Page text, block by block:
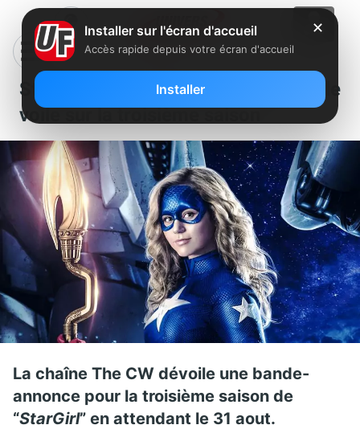
StarGirl : une bande-annonce lève le
voile sur la troisième saison
La chaîne The CW dévoile une bande-
annonce pour la troisième saison de
“StarGirl” en attendant le 31 aout.
✕
Installer sur l'écran d'accueil
Accès rapide depuis votre écran d'accueil
Installer